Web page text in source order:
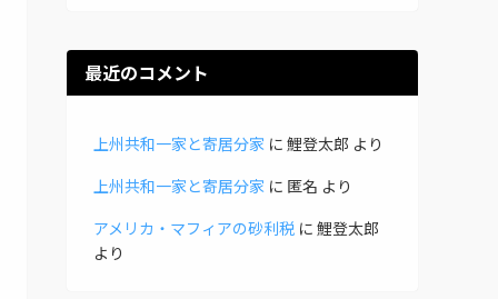
ブ
最近のコメント
上州共和一家と寄居分家 に 鯉登太郎 より
上州共和一家と寄居分家 に 匿名 より
アメリカ・マフィアの砂利税 に 鯉登太郎
より